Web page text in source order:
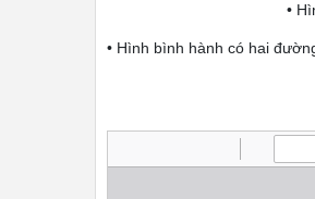
•
• Hình bình hành có hai